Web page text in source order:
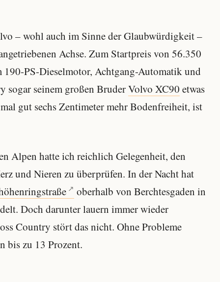
– wohl auch im Sinne der Glaubwürdigkeit –
Achse. Zum Startpreis von 56.350
PS-Dieselmotor, Achtgang-Automatik und
sogar seinem großen BruderVolvo XC90 etwas
gut sechs Zentimeter mehr Bodenfreiheit, ist
Alpen hatte ich reichlich Gelegenheit, den
und Nieren zu überprüfen. In der Nacht hat
oberhalb von Berchtesgaden in
Doch darunter lauern immer wieder
Country stört das nicht. Ohne Probleme
bis zu 13 Prozent.